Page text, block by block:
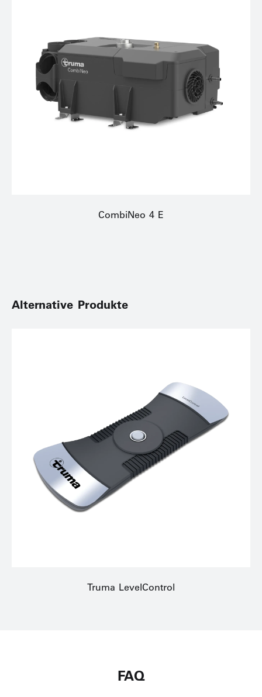
CombiNeo 4 E
Alternative Produkte
Truma LevelControl
FAQ